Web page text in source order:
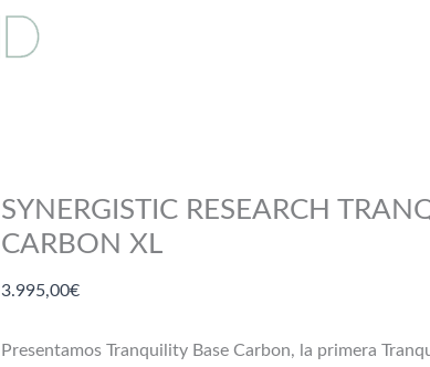
SYNERGISTIC RESEARCH
CARBON XL
3.995,00€
Presentamos Tranquility Base Carbon, la primera